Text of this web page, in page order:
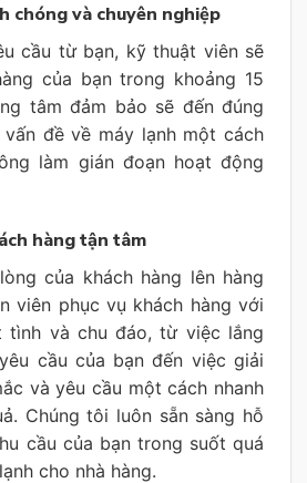
chóng và chuyên nghiệp
cầu từ bạn, kỹ thuật viên sẽ
của bạn trong khoảng 15
tâm đảm bảo sẽ đến đúng
đề về máy lạnh một cách
làm gián đoạn hoạt động
hàng tận tâm
của khách hàng lên hàng
viên phục vụ khách hàng với
tình và chu đáo, từ việc lắng
cầu của bạn đến việc giải
và yêu cầu một cách nhanh
Chúng tôi luôn sẵn sàng hỗ
cầu của bạn trong suốt quá
cho nhà hàng.